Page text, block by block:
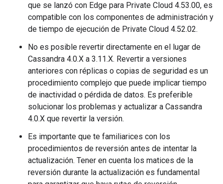
que se lanzó con Edge para Private Cloud 4.53.00, es
compatible con los componentes de administración y
de tiempo de ejecución de Private Cloud 4.52.02.
No es posible revertir directamente en el lugar de
Cassandra 4.0.X a 3.11.X. Revertir a versiones
anteriores con réplicas o copias de seguridad es un
procedimiento complejo que puede implicar tiempo
de inactividad o pérdida de datos. Es preferible
solucionar los problemas y actualizar a Cassandra
4.0.X que revertir la versión.
Es importante que te familiarices con los
procedimientos de reversión antes de intentar la
actualización. Tener en cuenta los matices de la
reversión durante la actualización es fundamental